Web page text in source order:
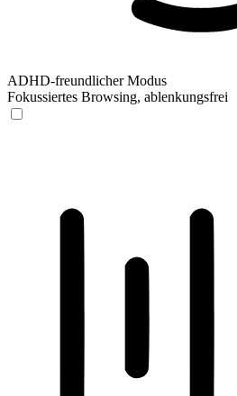
ADHD-freundlicher Modus
Fokussiertes Browsing, ablenkungsfrei